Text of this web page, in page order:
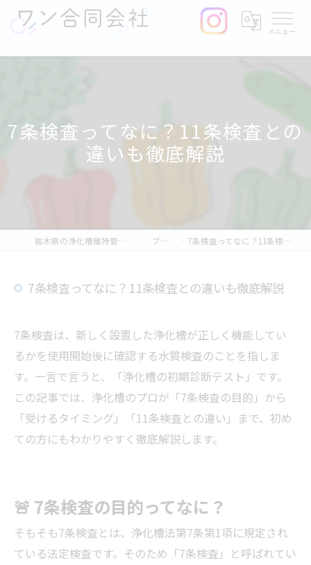
7条検査ってなに？11条検査との
違いも徹底解説
栃木県の浄化槽維持管理ならワン合同会社 ブログ 7条検査ってなに？11条検査との違いも徹底解説
7条検査ってなに？11条検査との違いも徹底解説
7条検査は、新しく設置した浄化槽が正しく機能してい
るかを使用開始後に確認する水質検査のことを指しま
す。一言で言うと、「浄化槽の初期診断テスト」です。
この記事では、浄化槽のプロが「7条検査の目的」から
「受けるタイミング」「11条検査との違い」まで、初め
ての方にもわかりやすく徹底解説します。
🚨 7条検査の目的ってなに？
そもそも7条検査とは、浄化槽法第7条第1項に規定され
ている法定検査です。そのため「7条検査」と呼ばれてい